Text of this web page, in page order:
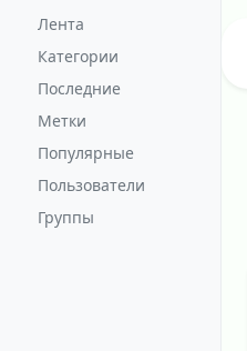
Лента
Категории
Последние
Метки
Популярные
Пользователи
Группы